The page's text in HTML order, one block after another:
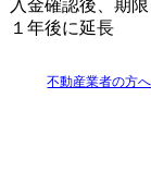
入金確認後、期
１年後に延長
不動産業者の方へ